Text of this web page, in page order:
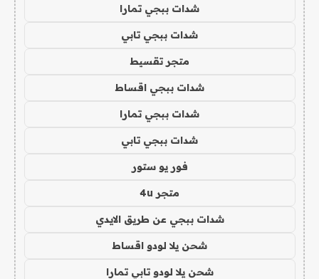
شدات ببجي تمارا
شدات ببجي تابي
متجر تقسيط
شدات ببجي اقساط
شدات ببجي تمارا
شدات ببجي تابي
فور يو ستور
متجر 4u
شدات ببجي عن طريق الايدي
شحن يلا لودو اقساط
شحن يلا لودو تابي تمارا